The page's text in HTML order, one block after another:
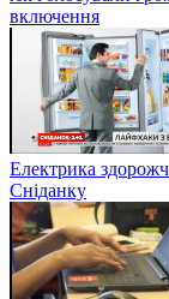
включення
Електрика
Сніданку